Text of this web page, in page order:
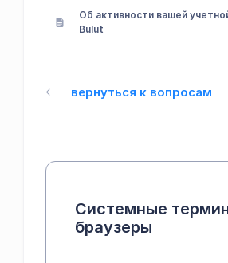
Об активности вашей
Bulut
вернуться к вопросам
Системные
браузеры